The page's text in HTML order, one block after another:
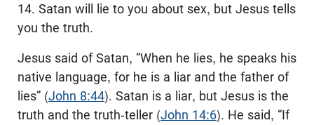
14. Satan will lie to you about sex, but Jesus tells
you the truth.
Jesus said of Satan, “When he lies, he speaks his
native language, for he is a liar and the father of
lies” (John 8:44). Satan is a liar, but Jesus is the
truth and the truth-teller (John 14:6). He said, “If